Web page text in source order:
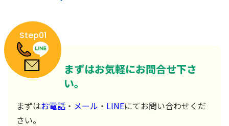
Step01
まずはお気軽にお問合せ下さ
い。
まずはお電話 ・ メール ・ LINEにてお問い合わせくだ
さい。